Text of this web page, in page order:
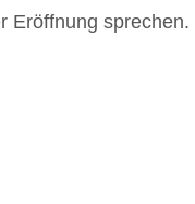
Eröffnung sprechen.